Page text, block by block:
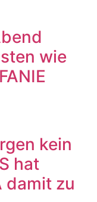
wie
kein
hat
damit zu